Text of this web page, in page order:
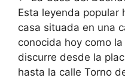
Esta leyenda popular
casa situada en una
conocida hoy como
discurre desde la
hasta la calle Torno